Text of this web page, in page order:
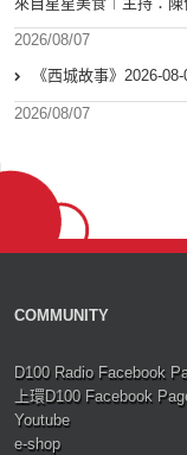
2026/08/07
《西城故事》2026-
2026/08/07
COMMUNITY
D100 Radio Facebook
上環D100 Facebook
Youtube
e-shop